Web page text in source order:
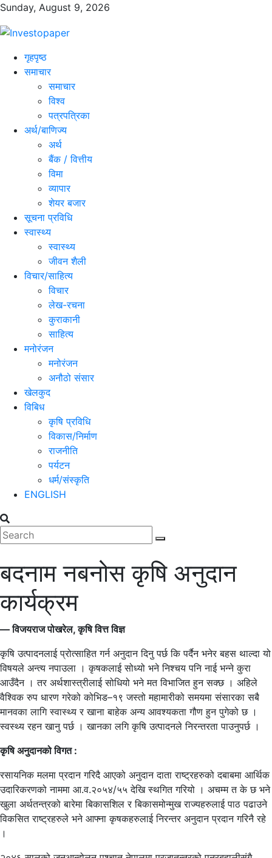
Sunday, August 9, 2026
गृहपृष्ठ
समाचार
समाचार
विश्व
पत्रपत्रिका
अर्थ/बाणिज्य
अर्थ
बैंक / वित्तीय
विमा
व्यापार
शेयर बजार
सूचना प्रविधि
स्वास्थ्य
स्वास्थ्य
जीवन शैली
विचार/साहित्य
विचार
लेख-रचना
कुराकानी
साहित्य
मनोरंजन
मनोरंजन
अनौठो संसार
खेलकुद
विबिध
कृषि प्रविधि
विकास/निर्माण
राजनीति
पर्यटन
धर्म/संस्कृति
ENGLISH
बदनाम नबनोस कृषि अनुदान
कार्यक्रम
— विजयराज पोखरेल, कृषि वित्त विज्ञ
कृषि उत्पादनलाई प्रोत्साहित गर्न अनुदान दिनु पर्छ कि पर्दैन भनेर बहस थाल्दा यो
विषयले अन्त्य नपाउला । कृषकलाई सोध्यो भने निश्चय पनि नाई भन्ने कुरा
आउँदैन । तर अर्थशास्त्रीलाई सोधियो भने मत विभाजित हुन सक्छ । अहिले
वैश्विक रुप धारण गरेको कोभिड–१९ जस्तो महामारीको समयमा संसारका सबै
मानवका लागि स्वास्थ्य र खाना बाहेक अन्य आवश्यकता गौण हुन पुगेको छ ।
स्वस्थ्य रहन खानु पर्छ । खानका लगि कृषि उत्पादनले निरन्तरता पाउनुपर्छ ।
कृषि अनुदानको विगत :
रसायनिक मलमा प्रदान गरिदै आएको अनुदान दाता राष्ट्रहरुको दबाबमा आर्थिक
उदारिकरणको नाममा आ.व.२०५४/५५ देखि स्थगित गरियो । अचम्म त के छ भने
खुला अर्थतन्त्रको बारेमा बिकासशिल र बिकासमोन्मुख राज्यहरुलाई पाठ पढाउने
विकसित राष्ट्रहरुले भने आफ्ना कृषकहरुलाई निरन्तर अनुदान प्रदान गरिनै रहे
।